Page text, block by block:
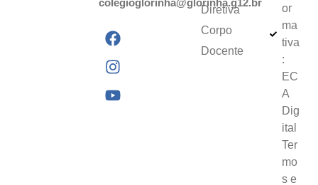
colegioglorinha@glorinha.g12.br
Diretiva
Corpo
Docente
or
ma
tiva
:
EC
A
Dig
ital
Ter
mo
s e